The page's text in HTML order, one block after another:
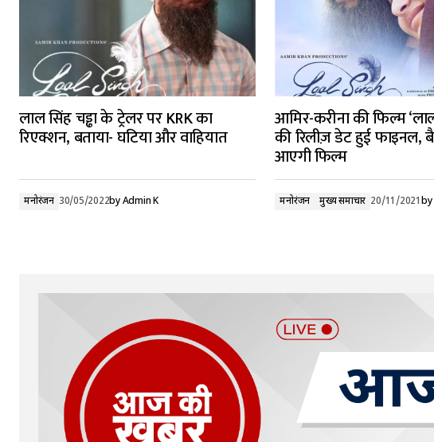
लाल सिंह चड्ढा के ट्रेलर पर KRK का
रिएक्शन, बताया- घटिया और वाहियात
मनोरंजन 30/05/2022byAdmin K
आमिर-करीना की फिल्म ‘लाल
की रिलीज़ डेट हुई फाइनल,
आएगी फिल्म
मनोरंजन मुख्य समाचार 20/11/2021by